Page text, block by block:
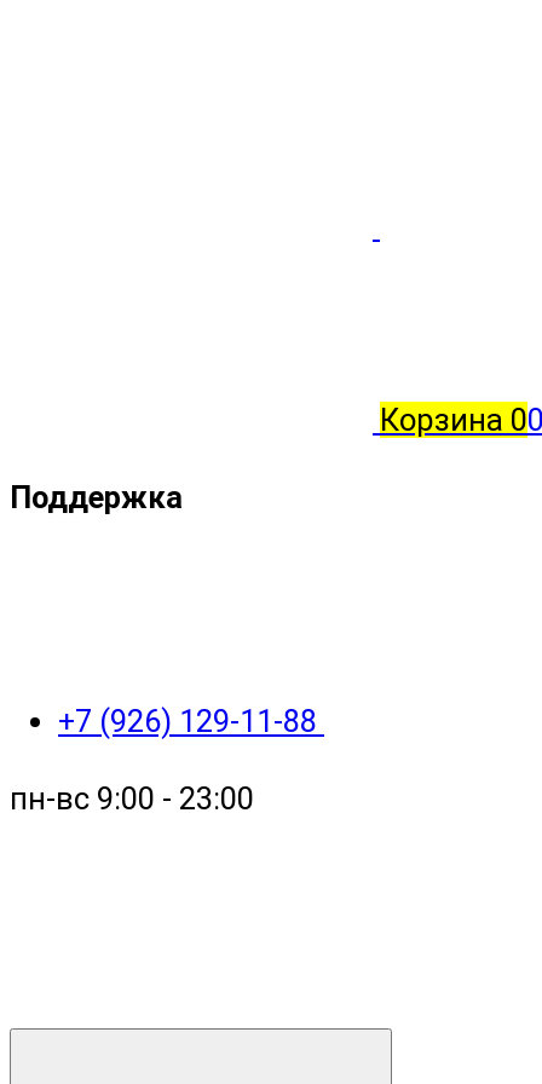
Корзина 0
Поддержка
+7 (926) 129-11-88
пн-вс 9:00 - 23:00